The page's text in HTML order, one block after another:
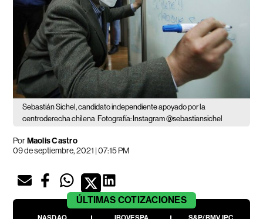
Sebastián Sichel, candidato independiente apoyado por la
centroderecha chilena Fotografía: Instagram @sebastiansichel
PorMaolis Castro
09 de septiembre, 2021 | 07:15 PM
ÚLTIMAS COTIZACIONES